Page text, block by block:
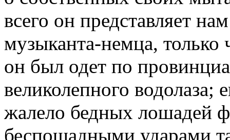
всего он представляет
музыканта-немца,
он был одет по
великолепного водолаза;
жалело бедных лошадей
беспощадными ударами